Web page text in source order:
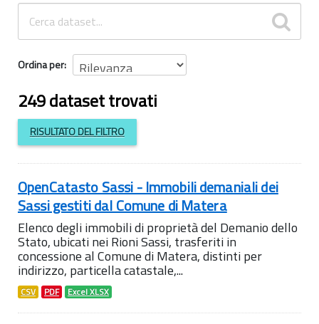
INFORMAZIONI
Ordina per
249 dataset trovati
RISULTATO DEL FILTRO
OpenCatasto Sassi - Immobili demaniali dei
Sassi gestiti dal Comune di Matera
Elenco degli immobili di proprietà del Demanio dello
Stato, ubicati nei Rioni Sassi, trasferiti in
concessione al Comune di Matera, distinti per
indirizzo, particella catastale,...
CSV PDF Excel XLSX